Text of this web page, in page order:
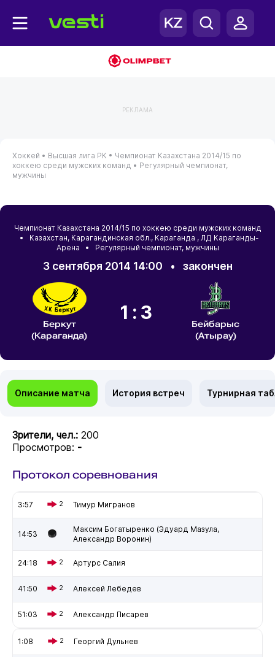
РЕКЛАМА
Хоккей • Высшая лига РК • Чемпионат Казахстана 2014/15 по
хоккею среди мужских команд • Регулярный чемпионат,
мужчины
Чемпионат Казахстана 2014/15 по хоккею среди мужских команд
• Казахстан, Карагандинская обл., Караганда , ЛД Караганды-
Арена • Регулярный чемпионат, мужчины
3 сентября 2014 14:00 • закончен
Беркут
(Караганда)
1:3
Бейбарыс
(Атырау)
Описание матча История встреч Турнирная
Зрители, чел.: 200
Просмотров: -
Протокол соревнования
3:57 2 Тимур Мигранов
14:53
Максим Богатыренко (Эдуард Мазула,
Александр Воронин)
24:18 2 Артурс Салия
41:50 2 Алексей Лебедев
51:03 2 Александр Писарев
1:08 2 Георгий Дульнев